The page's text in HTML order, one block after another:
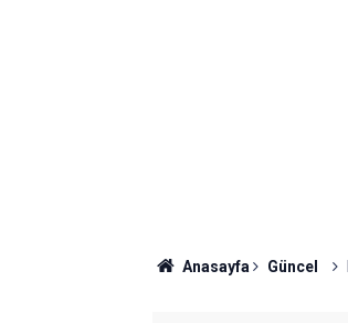
Anasayfa Güncel